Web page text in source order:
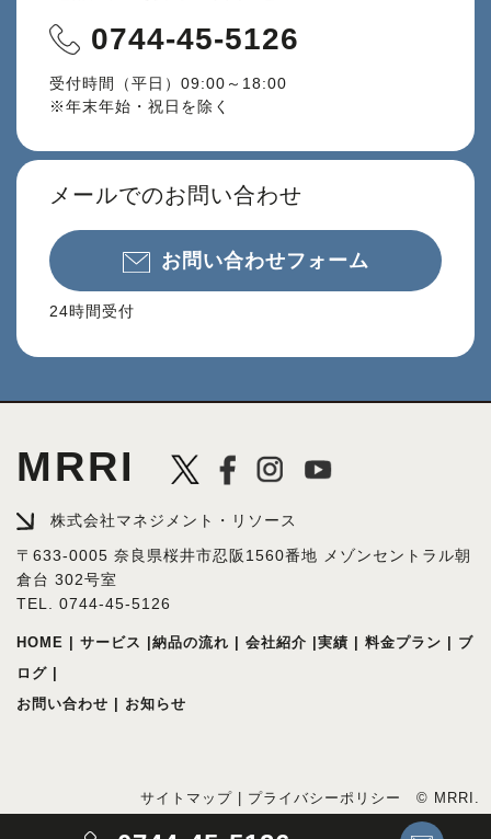
0744-45-5126
受付時間（平日）09:00～18:00
※年末年始・祝日を除く
メールでのお問い合わせ
お問い合わせフォーム
24時間受付
MRRI
株式会社マネジメント・リソース
〒633-0005 奈良県桜井市忍阪1560番地 メゾンセントラル朝
倉台 302号室
TEL. 0744-45-5126
HOME サービス 納品の流れ 会社紹介 実績 料金プラン
ブ
ログ
お問い合わせ
お知らせ
サイトマップ プライバシーポリシー © MRRI.